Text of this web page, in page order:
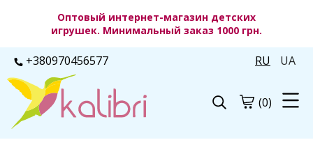
Оптовый интернет-магазин детских
игрушек. Минимальный заказ 1000 грн.
+380970456577 RU UA
(0)